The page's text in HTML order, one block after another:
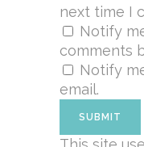
next time I
Notify
comments
Notify
email.